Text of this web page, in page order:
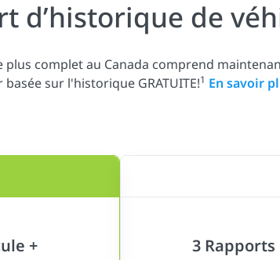
d’historique de
plus complet au Canada comprend
basée sur l'historique GRATUITE!1 En savoir
+
3